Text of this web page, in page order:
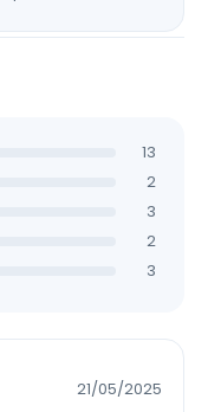
13
2
3
2
3
21/05/2025